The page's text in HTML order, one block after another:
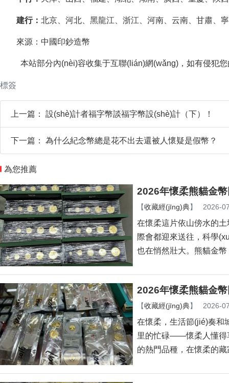
建行： 北京、河北、黑龍江、浙江、河南、云南、
來源：中國印鈔造幣
本站部分內(nèi)容收集于互聯(lián)網(wǎng)，如有侵犯
標簽
上一篇： 設(shè)計者福字幣談福字幣設(shè)計（下）！
下一篇： 為什么紀念幣總是花不出去還被人懷疑是假幣？
為您推薦
2026年懷柔熊貓金
【收藏經(jīng)典】 2026-
在懷柔這片依山傍水的土
際會都迎來送往，科學
也在悄然壯大。熊貓金
2026年懷柔熊貓金
【收藏經(jīng)典】 2026-
在懷柔，生活節(jié)奏和城
里的忙碌——懷柔人懂得
的熱門品種，在懷柔的